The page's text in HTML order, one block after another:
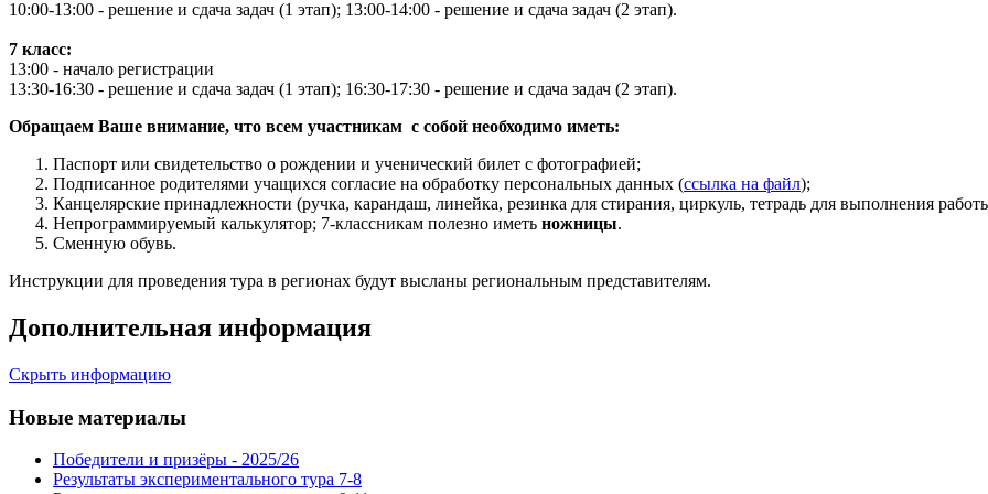
10:00-13:00 - решение и сдача задач (1 этап); 13:00-14:00 - решение и сдача задач (2 этап).
7 класс:
13:00 - начало регистрации
13:30-16:30 - решение и сдача задач (1 этап); 16:30-17:30 - решение и сдача задач (2 этап).
Обращаем Ваше внимание, что всем участникам с собой необходимо иметь:
Паспорт или свидетельство о рождении и ученический билет с фотографией;
Подписанное родителями учащихся согласие на обработку персональных данных (ссылка на файл);
Канцелярские принадлежности (ручка, карандаш, линейка, резинка для стирания, циркуль, тетрадь для выполнения
Непрограммируемый калькулятор; 7-классникам полезно иметь ножницы.
Сменную обувь.
Инструкции для проведения тура в регионах будут высланы региональным представителям.
Дополнительная информация
Скрыть информацию
Новые материалы
Победители и призёры - 2025/26
Результаты экспериментального тура 7-8